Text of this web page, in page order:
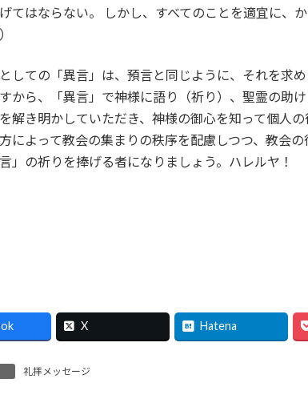
てはならない。 しかし、すべてのことを適宜に、
しての「異言」は、預言と同じように、それを求
から、「異言」で神様に語り（祈り）、聖霊の助
解き明かしていただき、神様の御心を知って個人
によって教会の集まりの秩序を配慮しつつ、教会
」の祈りを捧げる者になりましょう。ハレルヤ！
X Hatena
礼拝メッセージ